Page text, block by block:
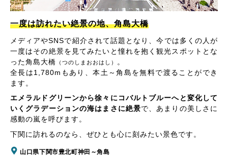
一度は訪れたい絶景の地、角島大橋
メディアやSNSで紹介されて話題となり、今では多くの人が
一度はその絶景を見てみたいと憧れを抱く観光スポットとな
った角島大橋 （つのしまおおはし）
。
全長は1,780mもあり、本土～角島を無料で渡ることができ
ます。
エメラルドグリーンから徐々にコバルトブルーへと変化して
いくグラデーションの海はまさに絶景で、あまりの美しさに
感動の嵐を呼びます。
下関に訪れるのなら、ぜひとも心に刻みたい景色です。
山口県下関市豊北町神田～角島